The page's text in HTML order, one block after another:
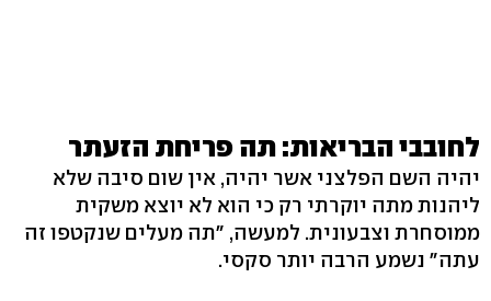
לחובבי הבריאות: תה פריחת הזעתר
יהיה השם הפלצני אשר יהיה, אין שום סיבה שלא
ליהנות מתה יוקרתי רק כי הוא לא יוצא משקית
ממוסחרת וצבעונית. למעשה, "תה מעלים שנקטפו זה
עתה" נשמע הרבה יותר סקסי.